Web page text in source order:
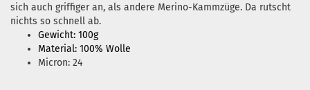
sich auch griffiger an, als andere Merino-Kammzüge. Da rutscht
nichts so schnell ab.
Gewicht: 100g
Material: 100% Wolle
Micron: 24